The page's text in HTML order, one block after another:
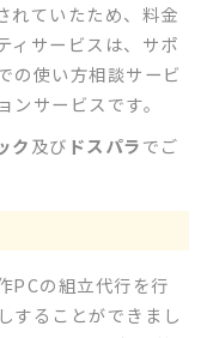
れていたため、料金
ィサービスは、サポ
の使い方相談サービ
サービスです。
ク及び ドスパラでご
PCの組立代行を行
することができまし